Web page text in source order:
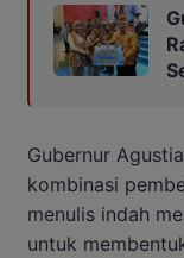
Gubernur
kombinasi
menulis indah
untuk